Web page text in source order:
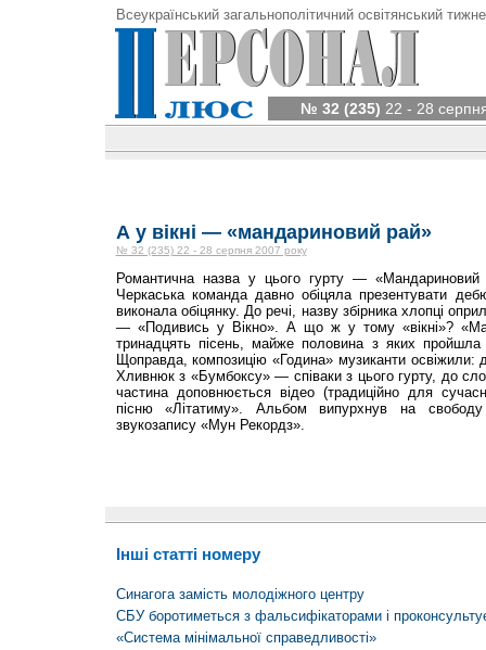
Всеукраїнський загальнополітичний освітянський
№ 32 (235) 22 - 28
А у вікні — «мандариновий рай»
№ 32 (235) 22 - 28 серпня 2007 року
Романтична назва у цього гурту —
Черкаська команда давно обіцяла презентувати
виконала обіцянку. До речі, назву збірника хлопці
— «Подивись у Вікно». А що ж у тому «вікні»?
тринадцять пісень, майже половина з яких пройшла
Щоправда, композицію «Година» музиканти освіжили:
Хливнюк з «Бумбоксу» — співаки з цього гурту, до
частина доповнюється відео (традиційно для
пісню «Літатиму». Альбом випурхнув на свободу
звукозапису «Мун Рекордз».
Інші статті номеру
Синагога замість молодіжного центру
СБУ боротиметься з фальсифікаторами і
«Система мінімальної справедливості»